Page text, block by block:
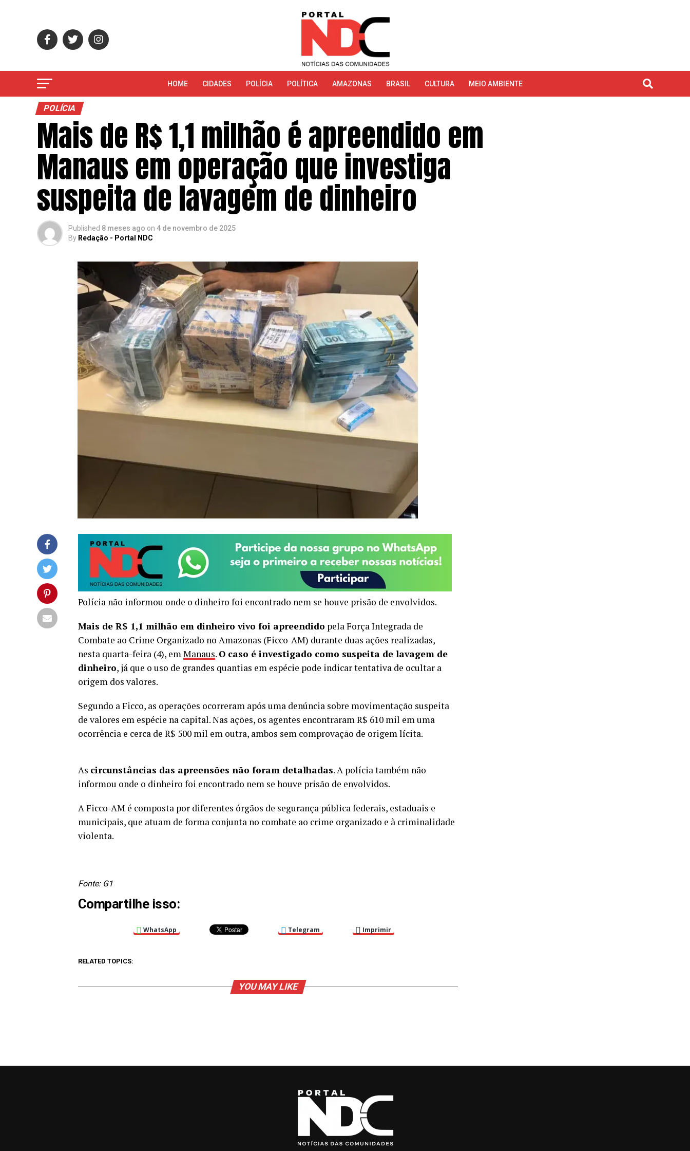
HOME CIDADES POLÍCIA POLÍTICA AMAZONAS BRASIL CULTURA MEIO AMBIENTE
POLÍCIA
Mais de R$ 1,1 milhão é apreendido em
Manaus em operação que investiga
suspeita de lavagem de dinheiro
Published 8 meses ago on 4 de novembro de 2025
By Redação - Portal NDC
Polícia não informou onde o dinheiro foi encontrado nem se houve prisão de envolvidos.
Mais de R$ 1,1 milhão em dinheiro vivo foi apreendido pela Força Integrada de
Combate ao Crime Organizado no Amazonas (Ficco-AM) durante duas ações realizadas,
nesta quarta-feira (4), emManaus. O caso é investigado como suspeita de lavagem de
dinheiro, já que o uso de grandes quantias em espécie pode indicar tentativa de ocultar a
origem dos valores.
Segundo a Ficco, as operações ocorreram após uma denúncia sobre movimentação suspeita
de valores em espécie na capital. Nas ações, os agentes encontraram R$ 610 mil em uma
ocorrência e cerca de R$ 500 mil em outra, ambos sem comprovação de origem lícita.
As circunstâncias das apreensões não foram detalhadas. A polícia também não
informou onde o dinheiro foi encontrado nem se houve prisão de envolvidos.
A Ficco-AM é composta por diferentes órgãos de segurança pública federais, estaduais e
municipais, que atuam de forma conjunta no combate ao crime organizado e à criminalidade
violenta.
Fonte: G1
Compartilhe isso:
WhatsApp Telegram Imprimir
RELATED TOPICS:
YOU MAY LIKE